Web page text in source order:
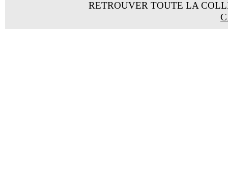
RETROUVER TOUTE LA